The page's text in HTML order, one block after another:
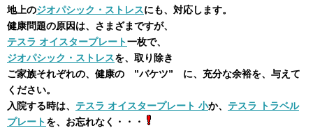
地上のジオパシック・ストレスにも、対応します。
健康問題の原因は、さまざまですが、
テスラ オイスタープレート一枚で、
ジオパシック・ストレスを、取り除き
ご家族それぞれの、健康の ”バケツ” に、充分な余裕を、与えて
ください。
入院する時は、 テスラ オイスタープレート 小か、 テスラ トラベル
プレートを、お忘れなく・・・